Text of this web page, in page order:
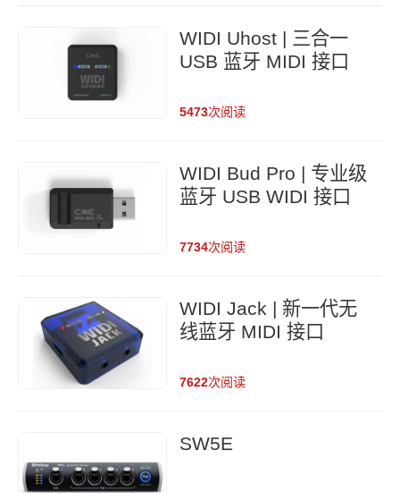
WIDI Uhost | 三合一
USB 蓝牙 MIDI 接口
5473次阅读
WIDI Bud Pro | 专业级
蓝牙 USB WIDI 接口
7734次阅读
WIDI Jack | 新一代无
线蓝牙 MIDI 接口
7622次阅读
SW5E